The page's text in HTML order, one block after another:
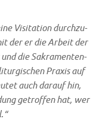
Visi­ta­ti­on durch­zu­
der er die Arbeit der
die Sakra­men­ten­
Pra­xis auf
auch dar­auf hin,
getrof­fen hat, wer